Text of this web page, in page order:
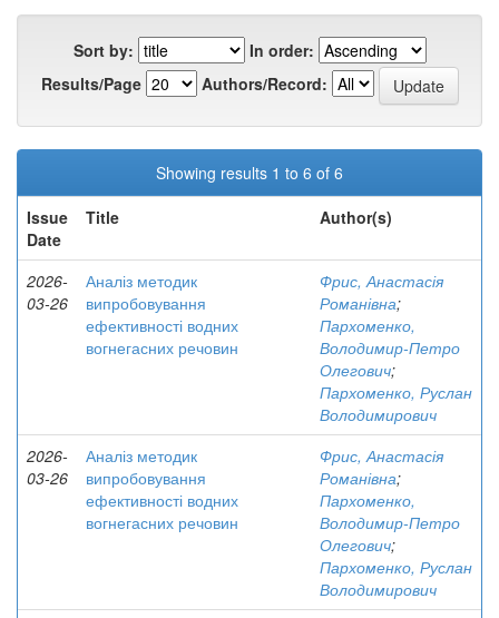
Sort by:
In order:
Results/Page
Authors/Record:
Showing results 1 to 6 of 6
Issue
Date
Title Author(s)
2026-
03-26
Аналіз методик
випробовування
ефективності водних
вогнегасних речовин
Фрис, Анастасія
Романівна;
Пархоменко,
Володимир-Петро
Олегович;
Пархоменко, Руслан
Володимирович
2026-
03-26
Аналіз методик
випробовування
ефективності водних
вогнегасних речовин
Фрис, Анастасія
Романівна;
Пархоменко,
Володимир-Петро
Олегович;
Пархоменко, Руслан
Володимирович